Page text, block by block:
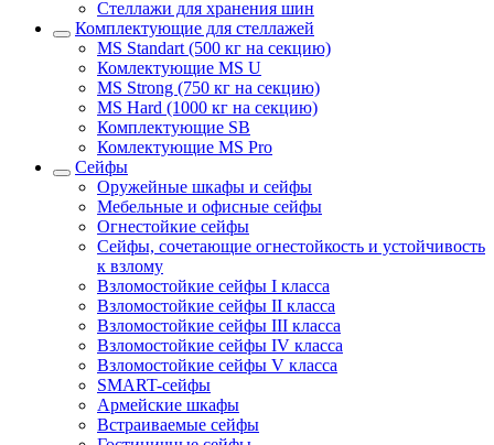
Стеллажи для хранения шин
Комплектующие для стеллажей
MS Standart (500 кг на секцию)
Комлектующие MS U
MS Strong (750 кг на секцию)
MS Hard (1000 кг на секцию)
Комплектующие SB
Комлектующие MS Pro
Сейфы
Оружейные шкафы и сейфы
Мебельные и офисные сейфы
Огнестойкие сейфы
Сейфы, сочетающие огнестойкость и устойчивость
к взлому
Взломостойкие сейфы I класса
Взломостойкие сейфы II класса
Взломостойкие сейфы III класса
Взломостойкие сейфы IV класса
Взломостойкие сейфы V класса
SMART-сейфы
Армейские шкафы
Встраиваемые сейфы